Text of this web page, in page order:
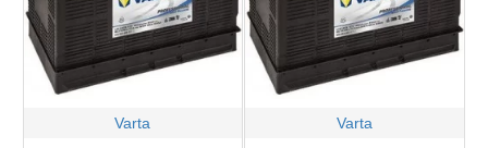
Varta Varta